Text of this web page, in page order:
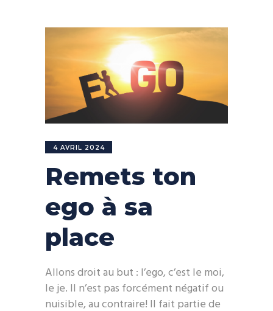
4 AVRIL 2024
Remets ton
ego à sa
place
Allons droit au but : l’ego, c’est le moi,
le je. Il n’est pas forcément négatif ou
nuisible, au contraire! Il fait partie de